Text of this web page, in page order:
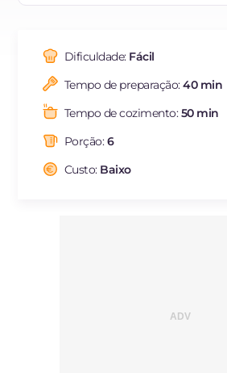
ES
FR
NL
Dificuldade: Fácil
Tempo de preparação:40 min
Tempo de cozimento:50 min
Porção:6
Custo: Baixo